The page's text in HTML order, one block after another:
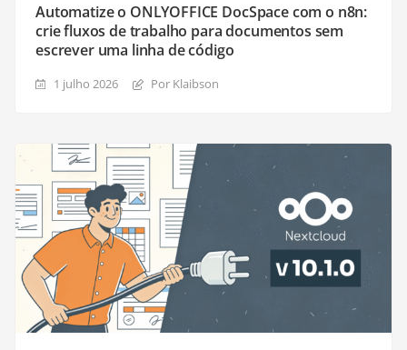
Automatize o ONLYOFFICE DocSpace com o n8n:
crie fluxos de trabalho para documentos sem
escrever uma linha de código
1 julho 2026 Por Klaibson